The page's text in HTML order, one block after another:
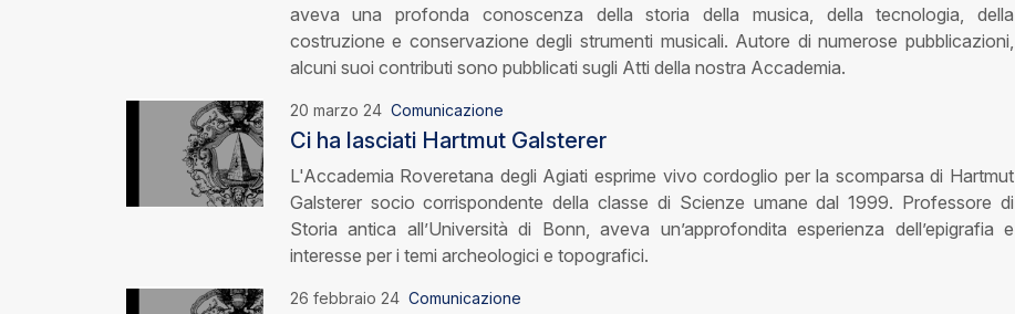
aveva una profonda conoscenza della storia della musica, della tecnologia, della
costruzione e conservazione degli strumenti musicali. Autore di numerose pubblicazioni,
alcuni suoi contributi sono pubblicati sugli Atti della nostra Accademia.
20 marzo 24 Comunicazione
Ci ha lasciati Hartmut Galsterer
L'Accademia Roveretana degli Agiati esprime vivo cordoglio per la scomparsa di Hartmut
Galsterer socio corrispondente della classe di Scienze umane dal 1999. Professore di
Storia antica all’Università di Bonn, aveva un’approfondita esperienza dell’epigrafia e
interesse per i temi archeologici e topografici.
26 febbraio 24 Comunicazione